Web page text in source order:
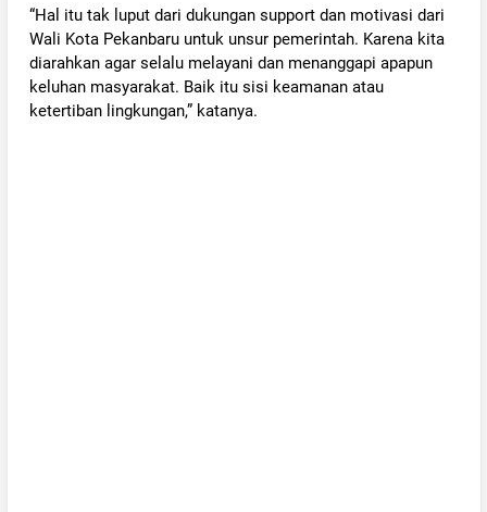
“Hal itu tak luput dari dukungan support dan motivasi dari
Wali Kota Pekanbaru untuk unsur pemerintah. Karena kita
diarahkan agar selalu melayani dan menanggapi apapun
keluhan masyarakat. Baik itu sisi keamanan atau
ketertiban lingkungan,” katanya.